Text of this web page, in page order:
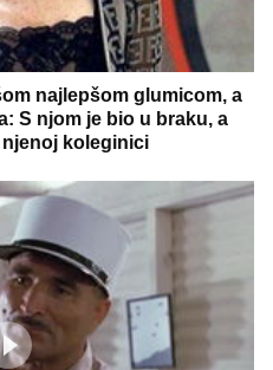
najlepšom glumicom, a
S njom je bio u braku, a
koleginici